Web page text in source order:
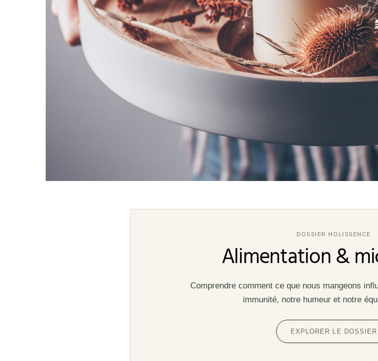
DOSSIER HOLISSENCE
Alimentation &
Comprendre comment ce que nous mangeons
immunité, notre humeur et notre
EXPLORER LE DOSSIER